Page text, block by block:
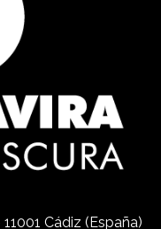
Cádiz (España)